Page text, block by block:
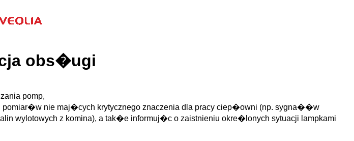
obs�ugi
pomp,
nie maj�cych krytycznego znaczenia dla pracy ciep�owni (np. sygna��w
wylotowych z komina), a tak�e informuj�c o zaistnieniu okre�lonych sytuacji lampkami